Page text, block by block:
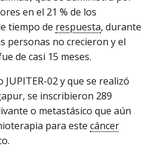
en el 21 % de los
tiempo de respuesta, durante
personas no crecieron y el
de casi 15 meses.
02 y que se realizó
se inscribieron 289
o metastásico que aún
para este cáncer